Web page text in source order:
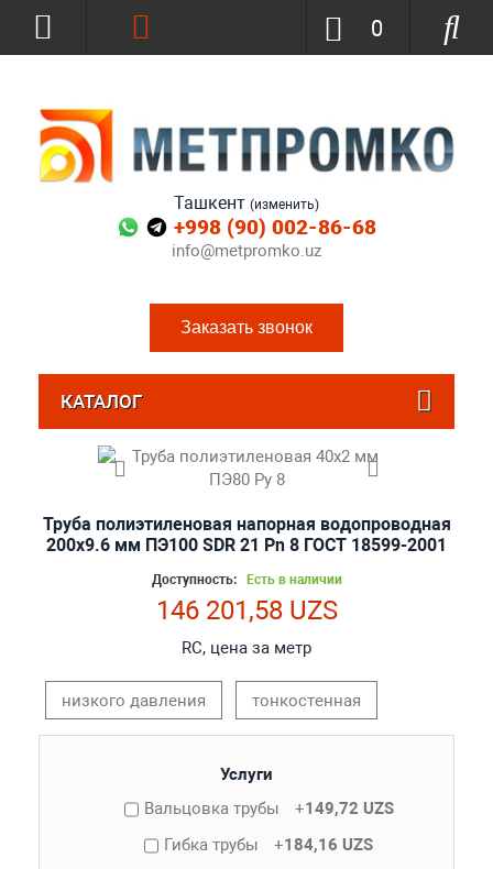
Ташкент (изменить)
+998 (90) 002-86-68
info@metpromko.uz
Заказать звонок
0
КАТАЛОГ
Труба полиэтиленовая напорная водопроводная
200х9.6 мм ПЭ100 SDR 21 Pn 8 ГОСТ 18599-2001
Доступность: Есть в наличии
146 201,58 UZS
RC, цена за метр
низкого давления тонкостенная
Услуги
Вальцовка трубы
+149,72 UZS
Гибка трубы
+184,16 UZS